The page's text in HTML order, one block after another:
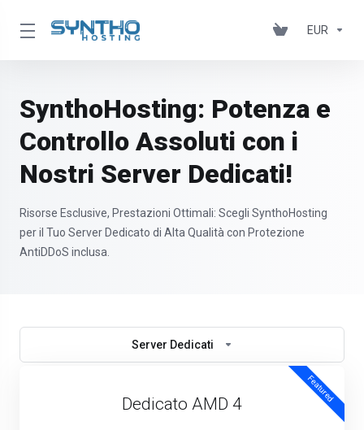
EUR
SynthoHosting: Potenza e
Controllo Assoluti con i
Nostri Server Dedicati!
Risorse Esclusive, Prestazioni Ottimali: Scegli SynthoHosting
per il Tuo Server Dedicato di Alta Qualità con Protezione
AntiDDoS inclusa.
Server Dedicati
Featured
Dedicato AMD 4